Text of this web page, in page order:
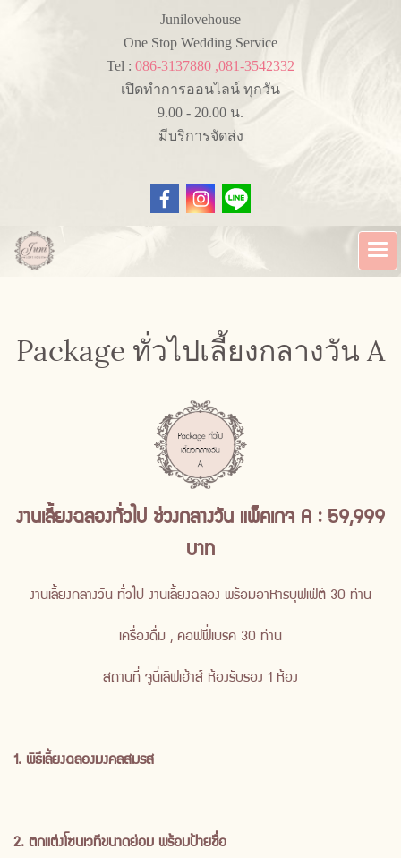
Junilovehouse
One Stop Wedding Service
Tel : 086-3137880 ,081-3542332
เปิดทำการออนไลน์ ทุกวัน
9.00 - 20.00 น.
มีบริการจัดส่ง
Package ทั่วไปเลี้ยงกลางวัน A
งานเลี้ยงฉลองทั่วไป ช่วงกลางวัน แพ็คเกจ A : 59,999
บาท
งานเลี้ยงกลางวัน ทั่วไป งานเลี้ยงฉลอง พร้อมอาหารบุฟเฟ่ต์ 30 ท่าน
เครื่องดื่ม , คอฟฟี่เบรค 30 ท่าน
สถานที่ จูนี่เลิฟเฮ้าส์ ห้องรับรอง 1 ห้อง
1. พิธีเลี้ยงฉลองมงคลสมรส
2. ตกแต่งโซนเวทีขนาดย่อม พร้อมป้ายชื่อ